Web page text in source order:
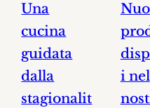
Una
cucina
guidata
dalla
stagionalit
i nel